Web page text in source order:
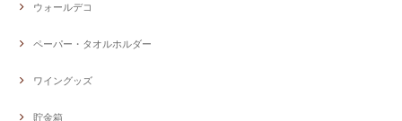
ウォールデコ
ペーパー・タオルホルダー
ワイングッズ
貯金箱